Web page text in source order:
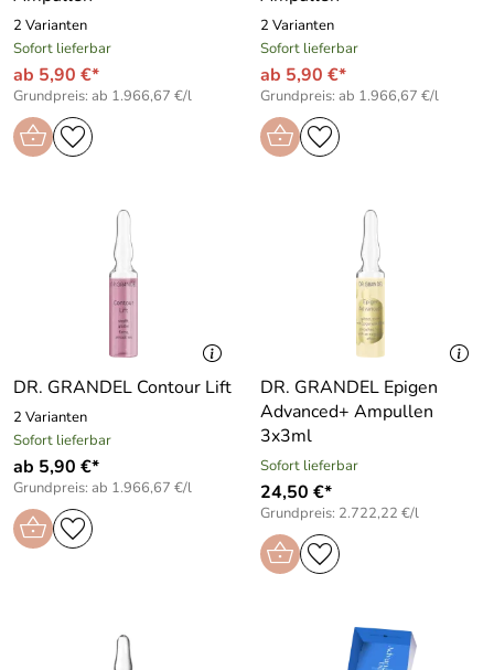
2 Varianten
Sofort lieferbar
ab 5,90 €*
Grundpreis: ab 1.966,67 €/l
2 Varianten
Sofort lieferbar
ab 5,90 €*
Grundpreis: ab 1.966,67 €/l
DR. GRANDEL Contour Lift
2 Varianten
Sofort lieferbar
ab 5,90 €*
Grundpreis: ab 1.966,67 €/l
DR. GRANDEL Epigen
Advanced+ Ampullen
3x3ml
Sofort lieferbar
24,50 €*
Grundpreis: 2.722,22 €/l